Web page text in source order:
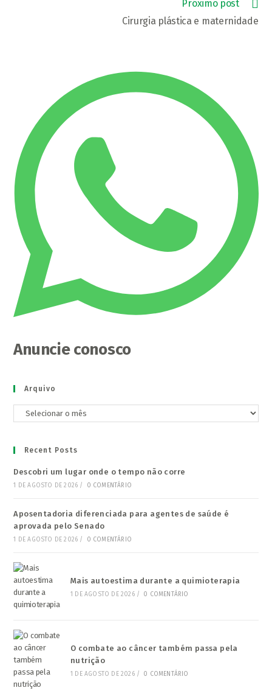
Próximo post
Cirurgia plástica e maternidade
Anuncie conosco
Arquivo
Arquivo
Recent Posts
Descobri um lugar onde o tempo não corre
1 DE AGOSTO DE 2026 / 0 COMENTÁRIO
Aposentadoria diferenciada para agentes de saúde é
aprovada pelo Senado
1 DE AGOSTO DE 2026 / 0 COMENTÁRIO
Mais autoestima durante a quimioterapia
1 DE AGOSTO DE 2026 / 0 COMENTÁRIO
O combate ao câncer também passa pela
nutrição
1 DE AGOSTO DE 2026 / 0 COMENTÁRIO